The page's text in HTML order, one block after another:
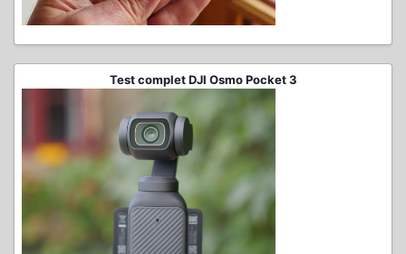
Test complet DJI Osmo Pocket 3